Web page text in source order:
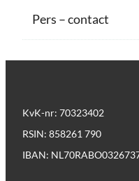
Pers – contact
KvK-nr: 70323402
RSIN: 858261 790
IBAN: